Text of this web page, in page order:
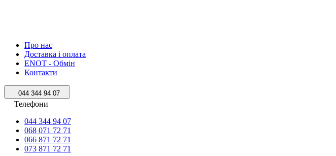
Про нас
Доставка і оплата
ENOT - Обмін
Контакти
044 344 94 07
Телефони
044 344 94 07
068 071 72 71
066 871 72 71
073 871 72 71